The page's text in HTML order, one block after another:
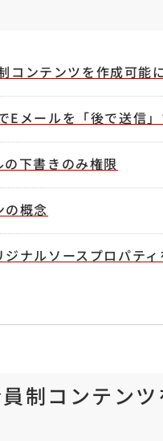
ンテンツを作成可能
メールを「後で送信」
下書きのみ権限
概念
ナルソースプロパティ
制コンテンツ